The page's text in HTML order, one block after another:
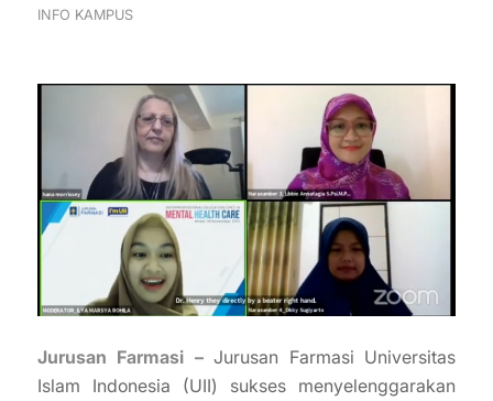
INFO KAMPUS
Jurusan Farmasi –Jurusan Farmasi Universitas
Islam Indonesia (UII) sukses menyelenggarakan